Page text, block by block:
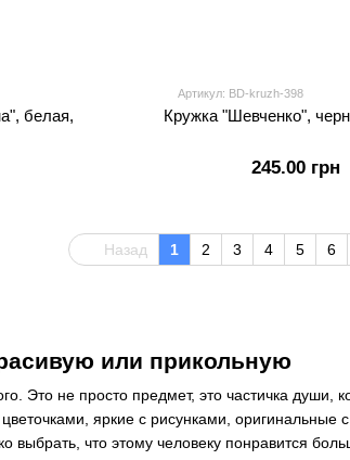
или прикольную
Это не просто предмет, это частичка
яркие с рисунками,
выбрать, что этому человеку понравится
белая,
Артикул: BD-kruzh-398
Кружка "Шевченко",
245.00 грн
Назад 1 2 3 4 5 6